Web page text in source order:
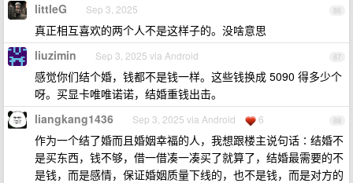
86
littleG Sep 3, 2025
真正相互喜欢的两个人不是这样子的。没啥意思
87
liuzimin Sep 3, 2025 via Android
感觉你们结个婚，钱都不是钱一样。这些钱换成 5090 得多少个
呀。买显卡唯唯诺诺，结婚重钱出击。
88
liangkang1436 Sep 3, 2025 via Android 6
作为一个结了婚而且婚姻幸福的人，我想跟楼主说句话∶结婚不
是买东西，钱不够，借一借凑一凑买了就算了，结婚最需要的不
是钱，而是感情，保证婚姻质量下线的，也不是钱，而是对方的